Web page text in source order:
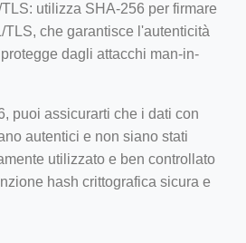
utilizza SHA-256 per firmare
TLS, che garantisce l'autenticità
dagli attacchi man-in-
puoi assicurarti che i dati con
autentici e non siano stati
utilizzato e ben controllato
hash crittografica sicura e